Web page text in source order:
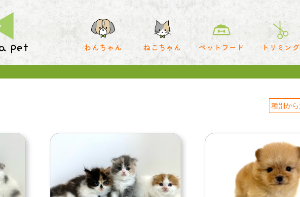
わんちゃん ねこちゃん ペットフード トリミング